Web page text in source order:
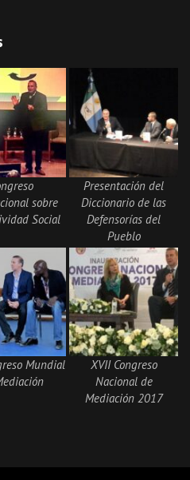
sobre
Social
Presentación del
Diccionario de las
Defensorías del
Pueblo
Mundial
XVII Congreso
Nacional de
Mediación 2017